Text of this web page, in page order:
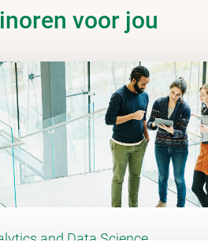
voor jou
and Data Science